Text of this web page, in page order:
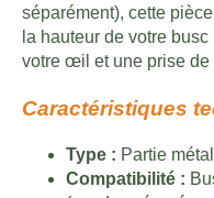
séparément), cette
la hauteur de votre
votre œil et une prise de
Caractéristiques
Type : Partie
Compatibilité :